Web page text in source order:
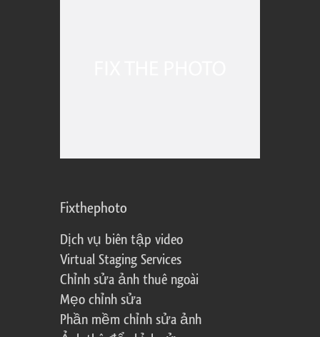
Fixthephoto
Dịch vụ biên tập video
Virtual Staging Services
Chỉnh sửa ảnh thuê ngoài
Mẹo chỉnh sửa
Phần mềm chỉnh sửa ảnh